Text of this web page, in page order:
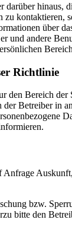
darüber hinaus,
zu kontaktieren,
über
und andere
Richtlinie
den Bereich
der Betreiber in
Anfrage
bzw.
bitte den